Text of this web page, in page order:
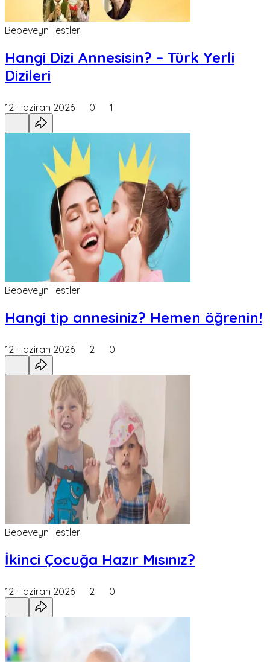
Bebeveyn Testleri
Hangi Dizi Annesisin? – Türk Yerli
Dizileri
12 Haziran 2026 0 1
Bebeveyn Testleri
Hangi tip annesiniz? Hemen öğrenin!
12 Haziran 2026 2 0
Bebeveyn Testleri
İkinci Çocuğa Hazır Mısınız?
12 Haziran 2026 2 0